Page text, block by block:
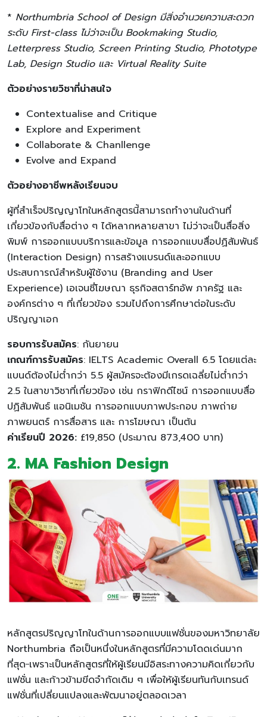
* Northumbria School of Design มีสิ่งอำนวยความสะดวก
ระดับ First-class ไม่ว่าจะเป็น Bookmaking Studio,
Letterpress Studio, Screen Printing Studio, Phototype
Lab, Design Studio และ Virtual Reality Suite
ตัวอย่างรายวิชาที่น่าสนใจ
Contextualise and Critique
Explore and Experiment
Collaborate & Chanllenge
Evolve and Expand
ตัวอย่างอาชีพหลังเรียนจบ
ผู้ที่สำเร็จปริญญาโทในหลักสูตรนี้สามารถทำงานในด้านที่
เกี่ยวข้องกับสื่อต่าง ๆ ได้หลากหลายสาขา ไม่ว่าจะเป็นสื่อสิ่ง
พิมพ์ การออกแบบบริการและข้อมูล การออกแบบสื่อปฏิสัมพันธ์
(Interaction Design) การสร้างแบรนด์และออกแบบ
ประสบการณ์สำหรับผู้ใช้งาน (Branding and User
Experience) เอเจนซี่โฆษณา ธุรกิจสตาร์ทอัพ ภาครัฐ และ
องค์กรต่าง ๆ ที่เกี่ยวข้อง รวมไปถึงการศึกษาต่อในระดับ
ปริญญาเอก
รอบการรับสมัคร: กันยายน
เกณฑ์การรับสมัคร: IELTS Academic Overall 6.5 โดยแต่ละ
แบนด์ต้องไม่ต่ำกว่า 5.5 ผู้สมัครจะต้องมีเกรดเฉลี่ยไม่ต่ำกว่า
2.5 ในสาขาวิชาที่เกี่ยวข้อง เช่น กราฟิกดีไซน์ การออกแบบสื่อ
ปฏิสัมพันธ์ แอนิเมชัน การออกแบบภาพประกอบ ภาพถ่าย
ภาพยนตร์ การสื่อสาร และ การโฆษณา เป็นต้น
ค่าเรียนปี 2026: £19,850 (ประมาณ 873,400 บาท)
2. MA Fashion Design
หลักสูตรปริญญาโทในด้านการออกแบบแฟชั่นของมหาวิทยาลัย
Northumbria ถือเป็นหนึ่งในหลักสูตรที่มีความโดดเด่นมาก
ที่สุด เพราะเป็นหลักสูตรที่ให้ผู้เรียนมีอิสระทางความคิดเกี่ยวกับ
แฟชั่น และก้าวข้ามขีดจำกัดเดิม ๆ เพื่อให้ผู้เรียนทันกับเทรนด์
แฟชั่นที่เปลี่ยนแปลงและพัฒนาอยู่ตลอดเวลา